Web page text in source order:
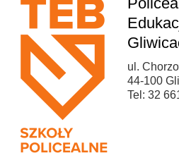
ul.
44-100
Tel: 32